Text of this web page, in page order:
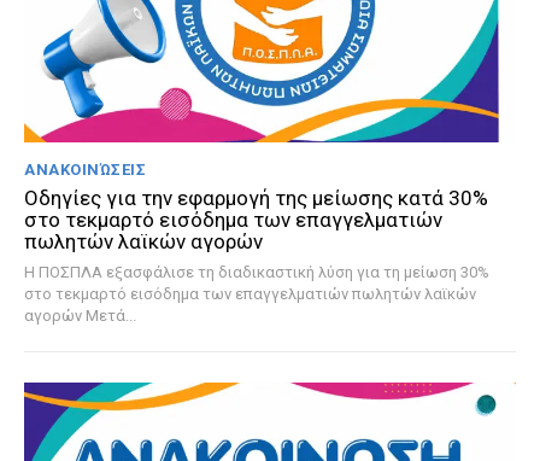
ΑΝΑΚΟΙΝΏΣΕΙΣ
Οδηγίες για την εφαρμογή της μείωσης κατά 30%
στο τεκμαρτό εισόδημα των επαγγελματιών
πωλητών λαϊκών αγορών
Η ΠΟΣΠΛΑ εξασφάλισε τη διαδικαστική λύση για τη μείωση 30%
στο τεκμαρτό εισόδημα των επαγγελματιών πωλητών λαϊκών
αγορών Μετά...